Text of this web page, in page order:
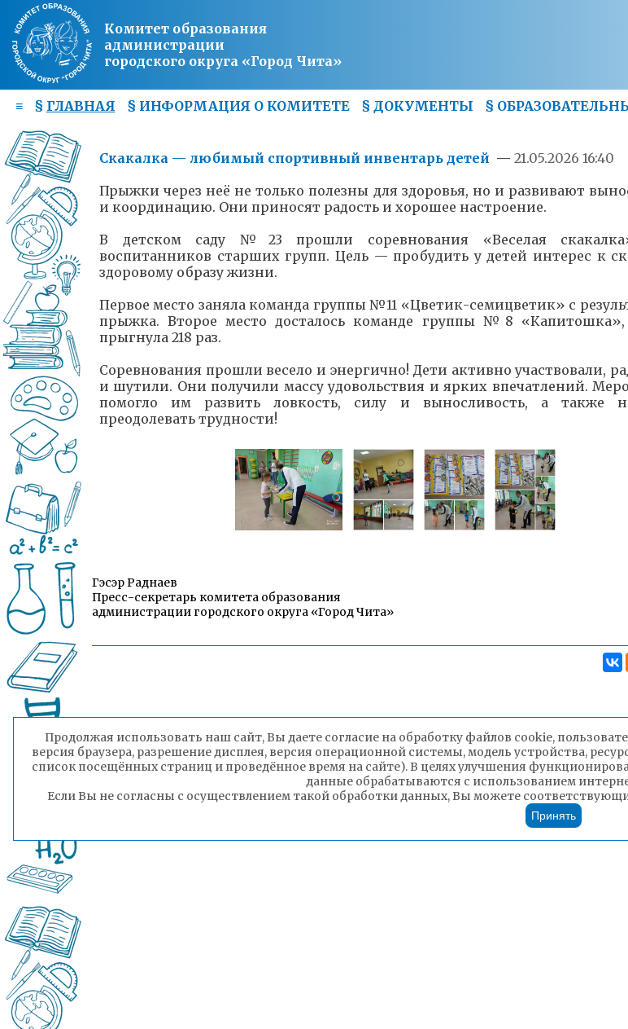
Комитет образования
администрации
городского округа «Город Чита»
≡ § ГЛАВНАЯ § ИНФОРМАЦИЯ О КОМИТЕТЕ § ДОКУМЕНТЫ §
Скакалка — любимый спортивный инвентарь детей — 21.05.2026 16:40
Прыжки через неё не только полезны для здоровья, но и развивают
и координацию. Они приносят радость и хорошее настроение.
В детском саду №23 прошли соревнования «Веселая
воспитанников старших групп. Цель — пробудить у детей интерес к
здоровому образу жизни.
Первое место заняла команда группы №11 «Цветик-семицветик» с
прыжка. Второе место досталось команде группы №8 «Капитошка»,
прыгнула 218 раз.
Соревнования прошли весело и энергично! Дети активно участвовали,
и шутили. Они получили массу удовольствия и ярких впечатлений.
помогло им развить ловкость, силу и выносливость, а также
преодолевать трудности!
Гэсэр Раднаев
Пресс-секретарь комитета образования
администрации городского округа «Город Чита»
Продолжая использовать наш сайт, Вы даете согласие на обработку файлов cookie,
версия браузера, разрешение дисплея, версия операционной системы, модель устройства,
список посещённых страниц и проведённое время на сайте). В целях улучшения
данные обрабатываются с использованием
Если Вы не согласны с осуществлением такой обработки данных, Вы можете
Принять